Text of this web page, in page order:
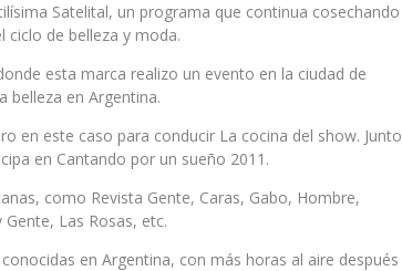
Satelital, un programa que continua cosechando
ciclo de belleza y moda.
esta marca realizo un evento en la ciudad de
belleza en Argentina.
en este caso para conducir La cocina del show. Junto
en Cantando por un sueño 2011.
como Revista Gente, Caras, Gabo, Hombre,
Las Rosas, etc.
en Argentina, con más horas al aire después